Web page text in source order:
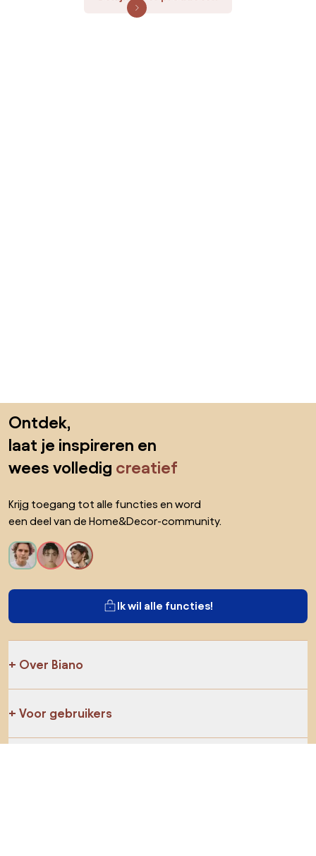
Ontdek,
laat je inspireren en
wees volledig creatief
Krijg toegang tot alle functies en word
een deel van de Home&Decor-community.
Ik wil alle functies!
Over Biano
Voor gebruikers